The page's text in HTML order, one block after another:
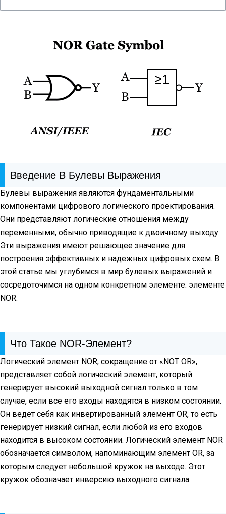
Введение В Булевы Выражения
Булевы выражения являются фундаментальными
компонентами цифрового логического проектирования.
Они представляют логические отношения между
переменными, обычно приводящие к двоичному выходу.
Эти выражения имеют решающее значение для
построения эффективных и надежных цифровых схем. В
этой статье мы углубимся в мир булевых выражений и
сосредоточимся на одном конкретном элементе: элементе
NOR.
Что Такое NOR-Элемент?
Логический элемент NOR, сокращение от «NOT OR»,
представляет собой логический элемент, который
генерирует высокий выходной сигнал только в том
случае, если все его входы находятся в низком состоянии.
Он ведет себя как инвертированный элемент OR, то есть
генерирует низкий сигнал, если любой из его входов
находится в высоком состоянии. Логический элемент NOR
обозначается символом, напоминающим элемент OR, за
которым следует небольшой кружок на выходе. Этот
кружок обозначает инверсию выходного сигнала.